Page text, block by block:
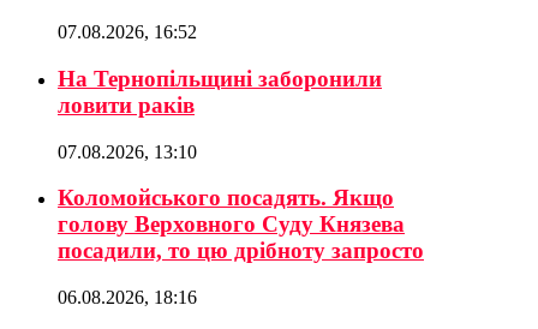
07.08.2026, 16:52
На Тернопільщині заборонили
ловити раків
07.08.2026, 13:10
Коломойського посадять. Якщо
голову Верховного Суду Князева
посадили, то цю дрібноту запросто
06.08.2026, 18:16